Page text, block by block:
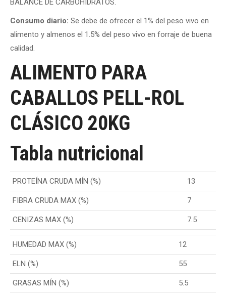
Consumo diario: Se debe de ofrecer el 1% del peso vivo en
alimento y almenos el 1.5% del peso vivo en forraje de buena
calidad.
ALIMENTO PARA
CABALLOS PELL-ROL
CLÁSICO 20KG
Tabla nutricional
PROTEÍNA CRUDA MÍN (%) 13
FIBRA CRUDA MAX (%) 7
CENIZAS MAX (%) 7.5
HUMEDAD MAX (%) 12
ELN (%) 55
GRASAS MÍN (%) 5.5